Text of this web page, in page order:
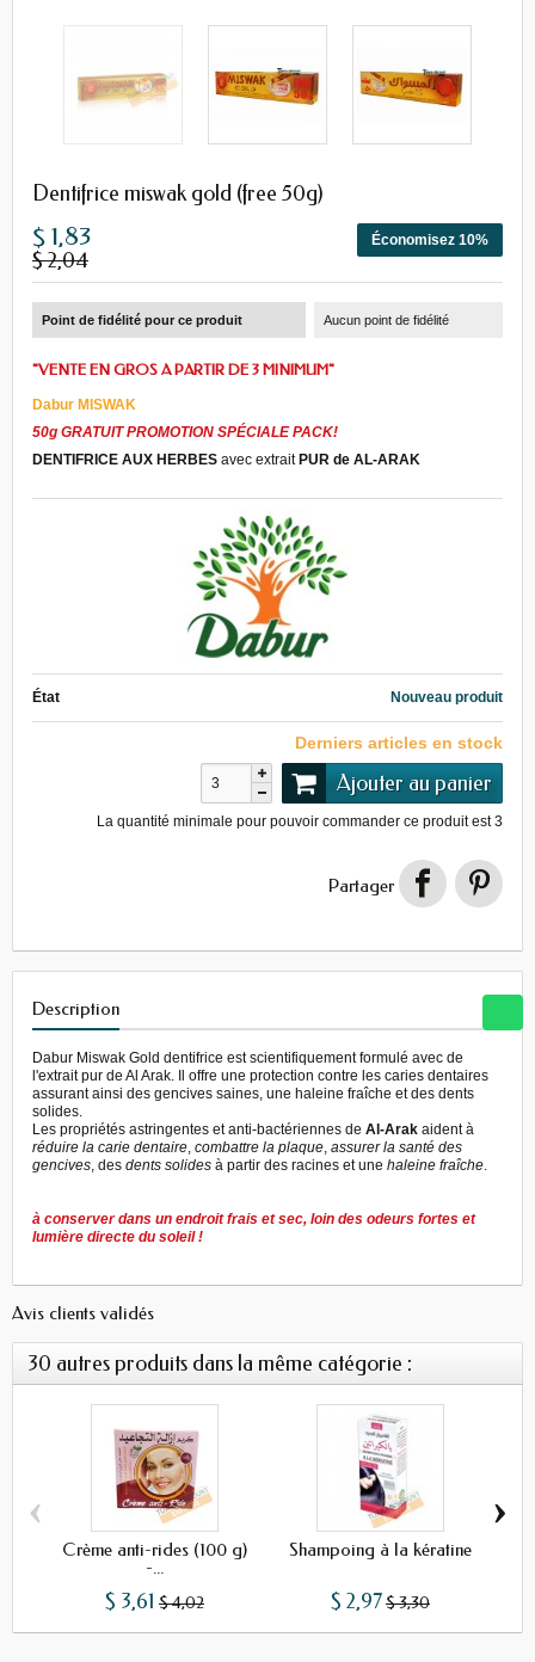
Dentifrice miswak gold (free 50g)
Économisez 10%
$ 1,83
$ 2,04
Point de fidélité pour ce produit Aucun point de fidélité
"VENTE EN GROS A PARTIR DE 3 MINIMUM"
Dabur MISWAK
50g GRATUIT PROMOTION SPÉCIALE PACK!
DENTIFRICE AUX HERBES avec extrait PUR de AL-ARAK
État Nouveau produit
Derniers articles en stock
Ajouter au panier
La quantité minimale pour pouvoir commander ce produit est3
Partager
Description
Dabur Miswak Gold dentifrice est scientifiquement formulé avec de
l'extrait pur de Al Arak. Il offre une protection contre les caries dentaires
assurant ainsi des gencives saines, une haleine fraîche et des dents
solides.
Les propriétés astringentes et anti-bactériennes de Al -Arak aident à
réduire la carie dentaire, combattre la plaque, assurer la santé des
gencives, des dents solides à partir des racines et une haleine fraîche.
à conserver dans un endroit frais et sec, loin des odeurs fortes et
lumière directe du soleil !
Avis clients validés
30 autres produits dans la même catégorie :
Crème anti-rides (100 g)
-...
$ 3,61 $ 4,02
Shampoing à la kératine
$ 2,97$ 3,30
‹ ›